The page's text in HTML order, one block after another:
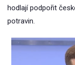
hodlají podpořit
potravin.